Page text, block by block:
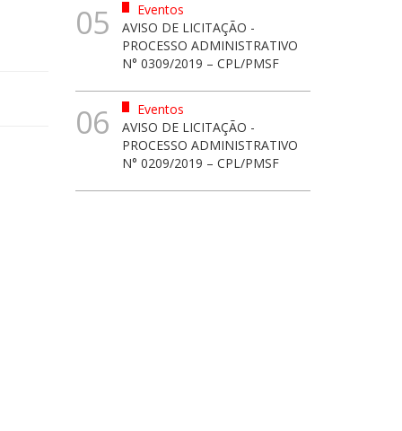
05
Eventos
AVISO DE LICITAÇÃO -
PROCESSO ADMINISTRATIVO
N° 0309/2019 – CPL/PMSF
06
Eventos
AVISO DE LICITAÇÃO -
PROCESSO ADMINISTRATIVO
N° 0209/2019 – CPL/PMSF